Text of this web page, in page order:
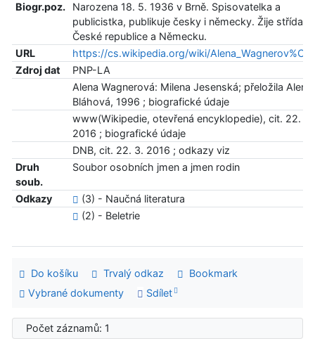
Biogr.poz.
Narozena 18. 5. 1936 v Brně. Spisovatelka a
publicistka, publikuje česky i německy. Žije
České republice a Německu.
URL
https://cs.wikipedia.org/wiki/
Zdroj dat
PNP-LA
Alena Wagnerová: Milena Jesenská; přeložila Alena
Bláhová, 1996 ; biografické údaje
www(Wikipedie, otevřená encyklopedie), cit. 22. 3.
2016 ; biografické údaje
DNB, cit. 22. 3. 2016 ; odkazy viz
Druh
soub.
Soubor osobních jmen a jmen rodin
Odkazy
(3) - Naučná literatura
(2) - Beletrie
Do košíku Trvalý odkaz
Bookmark
Vybrané dokumenty
Sdílet
Počet záznamů: 1